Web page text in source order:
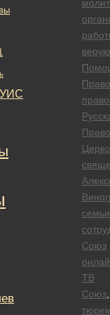
семьи
Союз
ТВ
Союз
УИС